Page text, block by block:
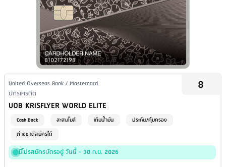
8
Issuer Name / Credit Card Type
United Overseas Bank / Mastercard
Financial Product Type
บัตรเครดิต
Credit Card Name
UOB KRISFLYER WORLD ELITE
Cash Back สะสมไมล์ เติมน้ำมัน
ประกัน/คุ้มครอง
ต่างชาติสมัครได้
มีโปรสมัครบัตรอยู่ วันนี้ - 30 ก.ย. 2026